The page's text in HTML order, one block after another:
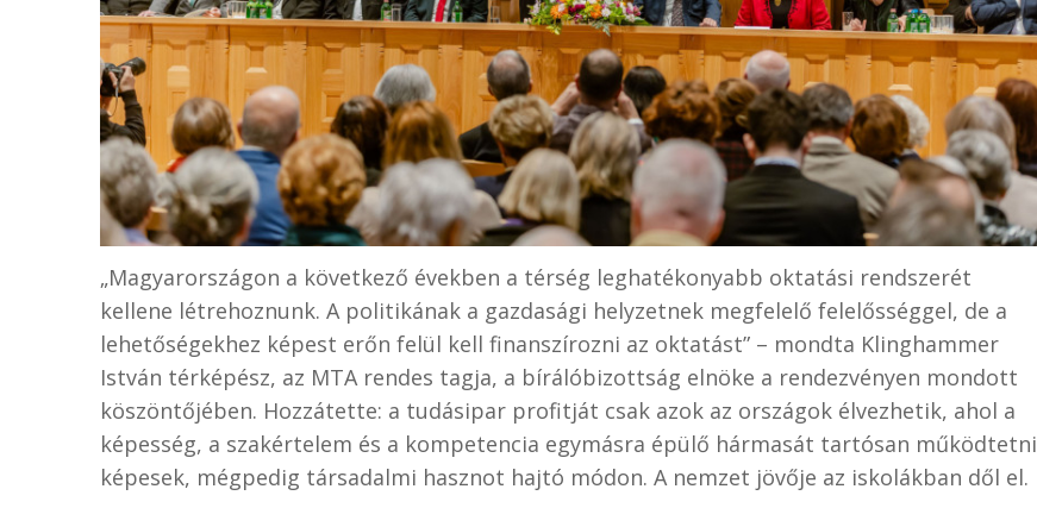
„Magyarországon a következő években a térség leghatékonyabb oktatási rendszerét
kellene létrehoznunk. A politikának a gazdasági helyzetnek megfelelő felelősséggel, de a
lehetőségekhez képest erőn felül kell finanszírozni az oktatást” – mondta Klinghammer
István térképész, az MTA rendes tagja, a bírálóbizottság elnöke a rendezvényen mondott
köszöntőjében. Hozzátette: a tudásipar profitját csak azok az országok élvezhetik, ahol a
képesség, a szakértelem és a kompetencia egymásra épülő hármasát tartósan működtetni
képesek, mégpedig társadalmi hasznot hajtó módon. A nemzet jövője az iskolákban dől el.